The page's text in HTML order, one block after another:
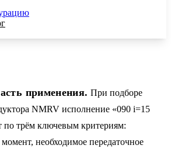
применения. При подборе
NMRV исполнение «090 i=15
трём ключевым критериям:
необходимое передаточное